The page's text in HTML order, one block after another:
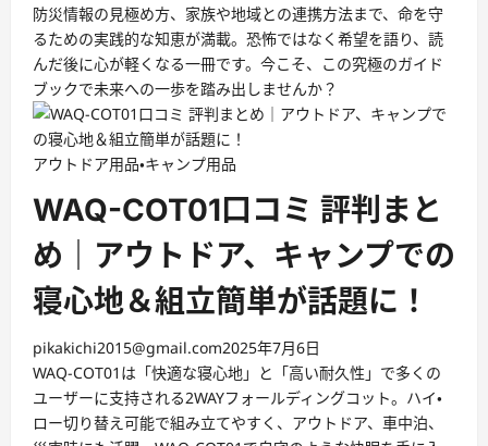
防災情報の見極め方、家族や地域との連携方法まで、命を守
るための実践的な知恵が満載。恐怖ではなく希望を語り、読
んだ後に心が軽くなる一冊です。今こそ、この究極のガイド
ブックで未来への一歩を踏み出しませんか？
アウトドア用品・キャンプ用品
WAQ-COT01口コミ 評判まと
め｜アウトドア、キャンプでの
寝心地＆組立簡単が話題に！
pikakichi2015@gmail.com2025年7月6日
WAQ-COT01は「快適な寝心地」と「高い耐久性」で多くの
ユーザーに支持される2WAYフォールディングコット。ハイ・
ロー切り替え可能で組み立てやすく、アウトドア、車中泊、